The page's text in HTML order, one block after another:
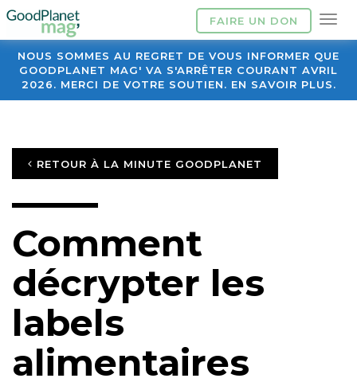
FAIRE UN DON
NOUS SOMMES AU REGRET DE VOUS INFORMER QUE
GOODPLANET MAG' VA S'ARRÊTER COURANT AVRIL
2026. MERCI DE VOTRE SOUTIEN. EN SAVOIR PLUS.
RETOUR À LA MINUTE GOODPLANET
Comment
décrypter les
labels
alimentaires